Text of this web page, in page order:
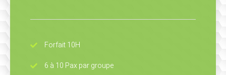
Forfait 10H
6 à 10 Pax par groupe